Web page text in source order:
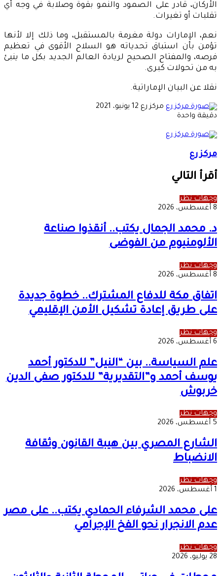
الأركان، قادر على الصمود والنمو بقوة وصلابة في وجه أي
تقلبات أو تغيرات.
نعم، الإمارات دولة مغرمة بالمستقبل، وما ذلك إلا لأنها
تؤمن بأن استباق تحدياته هو السلاح الأقوى في تعظيم
فرصه، والمفتاح الصحيح لريادة العالم الجديد بكل ما ينبئ
به من تحولات كبرى.
نقلا عن البيان الإماراتية.
مركز رع أرسل
12 يونيو، 2021
دقيقة واحدة
مركز رع
أقرأ التالي
وجهات نظر
8 أغسطس، 2026
د. محمد الجمال يكتب.. أنقذوا صناعة
الألومنيوم من الفوضى
وجهات نظر
8 أغسطس، 2026
اتفاق مكة للدفاع المشترك.. خطوة جديدة
على طريق إعادة تشكيل الأمن الإقليمي
وجهات نظر
6 أغسطس، 2026
علم السياسة.. بين “النيل” للدكتور أحمد
يوسف أحمد و”التقديرية” للدكتور صفى الدين
خربوش
وجهات نظر
5 أغسطس، 2026
الشارع المصري بين هيبة القانون وثقافة
الانضباط
وجهات نظر
1 أغسطس، 2026
على محمد الشرفاء الحمادي يكتب.. على مصر
عدم الانجرار نحو الفخ الإجرامي
وجهات نظر
28 يوليو، 2026